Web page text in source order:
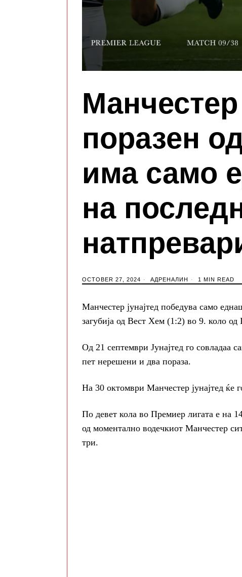
Манчестер
поразен
има само
на
OCTOBER 27, 2024 АДРЕНАЛИН 1 MIN READ
Манчестер јунајтед победува само
загубија од Вест Хем (1:2) во 9. коло од
Од 21 септември Јунајтед го совладаа
пет нерешени и два пораза.
На 30 октомври Манчестер јунајтед ќе
По девет кола во Премиер лигата е на
од моментално водечкиот Манчестер
три.